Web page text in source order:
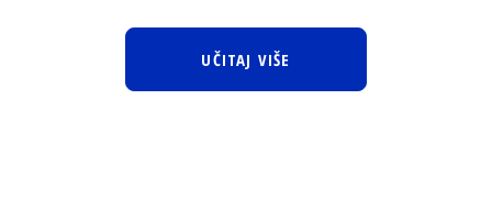
UČITAJ VIŠE